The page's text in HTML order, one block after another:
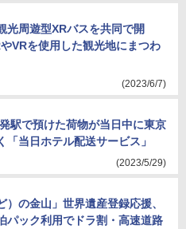
光周遊型XRバスを共同で開
VRを使用した観光地にまつわ
(2023/6/7)
駅で預けた荷物が当日中に東京
「当日ホテル配送サービス」
(2023/5/29)
）の金山」世界遺産登録応援、
パック利用でドラ割・高速道路